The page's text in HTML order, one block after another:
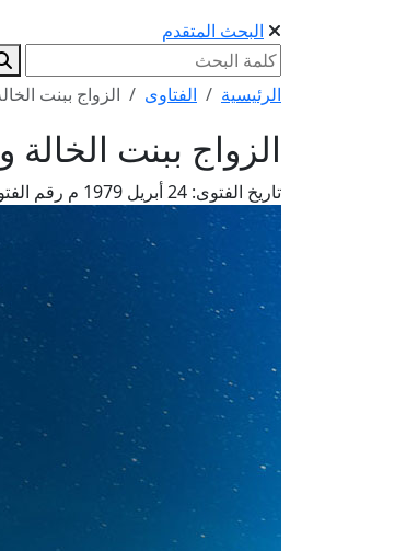
البحث المتقدم
الرئيسية الفتاوى الزواج ببنت
الزواج ببنت
تاريخ الفتوى: رقم